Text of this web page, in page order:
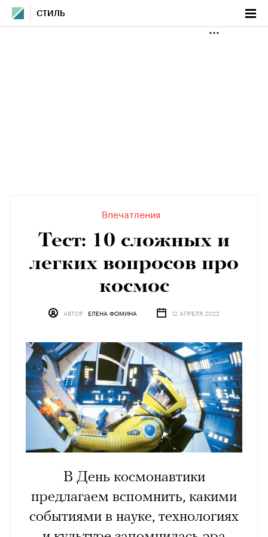
СТИЛЬ
Впечатления
Тест: 10 сложных и
легких вопросов про
космос
АВТОР ЕЛЕНА ФОМИНА 12 АПРЕЛЯ 2022
В День космонавтики
предлагаем вспомнить, какими
событиями в науке, технологиях